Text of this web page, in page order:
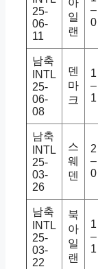
25-
06-
11
일
랜
–
0
남축
INTL
25-
06-
08
덴
마
크
1
–
1
남축
INTL
25-
03-
26
스
웨
덴
2
–
0
남축
INTL
25-
03-
22
북
아
일
랜
1
–
1